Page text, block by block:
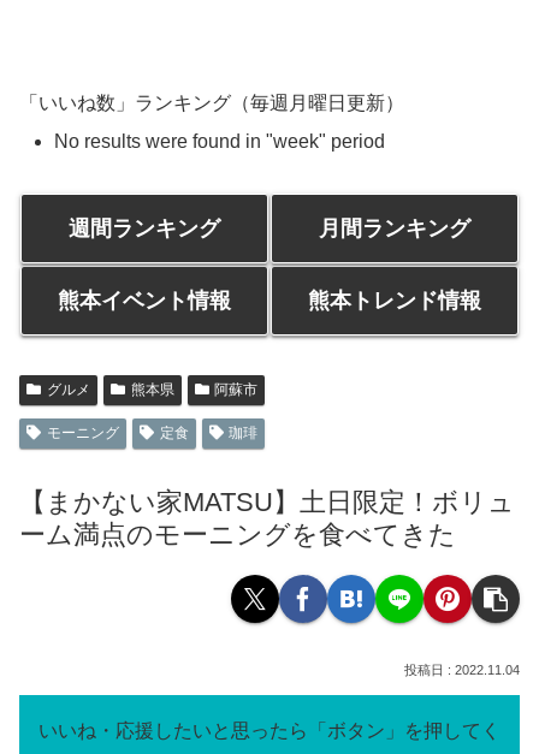
「いいね数」ランキング（毎週月曜日更新）
No results were found in "week" period
週間ランキング 月間ランキング
熊本イベント情報 熊本トレンド情報
グルメ 熊本県 阿蘇市
モーニング 定食 珈琲
【まかない家MATSU】土日限定！ボリュ
ーム満点のモーニングを食べてきた
2022.11.04